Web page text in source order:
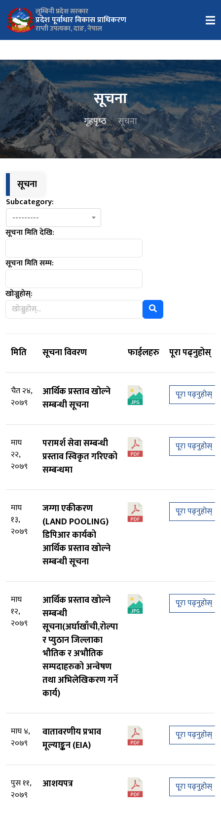
लुम्बिनी प्रदेश सरकार
प्रदेश पूर्वाधार विकास प्राधिकरण
राप्ती उपत्यका, दाङ, नेपाल
सूचना
गृहपृष्‍ठ सूचना
सूचना
Subcategory:
---------
सूचना मिति देखि:
सूचना मिति सम्म:
खोज्नुहोस्:
मिति सूचना विवरण फाईलहरु पूरा पढ्नुहोस्
चैत २४,
२०७९
आर्थिक प्रस्ताव खोल्ने
सम्बन्धी सूचना
पूरा पढ्नुहोस्
माघ
२२,
२०७९
परामर्श सेवा सम्बन्धी
प्रस्ताव स्विकृत गरिएको
सम्बन्धमा
पूरा पढ्नुहोस्
माघ
१३,
२०७९
जग्गा एकीकरण
(LAND POOLING)
डिपिआर कार्यको
आर्थिक प्रस्ताव खोल्ने
सम्बन्धी सूचना
पूरा पढ्नुहोस्
माघ
१२,
२०७९
आर्थिक प्रस्ताव खोल्ने
सम्बन्धी
सूचना(अर्घाखाँची,रोल्पा
र प्युठान जिल्लाका
भौतिक र अभौतिक
सम्पदाहरुको अन्वेषण
तथा अभिलेखिकरण गर्ने
कार्य)
पूरा पढ्नुहोस्
माघ ४,
२०७९
वातावरणीय प्रभाव
मूल्याङ्कन (EIA)
पूरा पढ्नुहोस्
पुस ११,
२०७९
आशयपत्र पूरा पढ्नुहोस्